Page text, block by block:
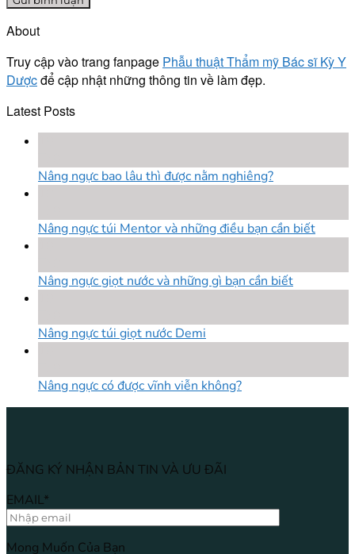
About
Truy cập vào trang fanpage Phẫu thuật Thẩm mỹ Bác sĩ Kỳ Y
Dượcđể cập nhật những thông tin về làm đẹp.
Latest Posts
Nâng ngực bao lâu thì được nằm nghiêng?
Nâng ngực túi Mentor và những điều bạn cần biết
Nâng ngực giọt nước và những gì bạn cần biết
Nâng ngực túi giọt nước Demi
Nâng ngực có được vĩnh viễn không?
ĐĂNG KÝ NHẬN BẢN TIN VÀ ƯU ĐÃI
EMAIL*
Mong Muốn Của Bạn